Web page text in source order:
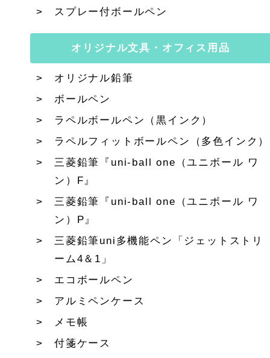
スプレー付ボールペン
オリジナル文具・オフィス用品
オリジナル鉛筆
ボールペン
ラペルボールペン（黒インク）
ラペルフィットボールペン（多色インク）
三菱鉛筆『uni-ball one（ユニボール ワ
ン）F』
三菱鉛筆『uni-ball one（ユニボール ワ
ン）P』
三菱鉛筆uni多機能ペン「ジェットストリ
ーム4＆1」
エコボールペン
アルミペンケース
メモ帳
付箋ケース